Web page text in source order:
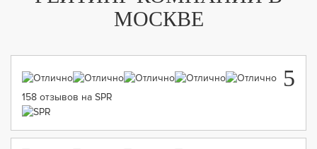
МОСКВЕ
5
158 отзывов на SPR